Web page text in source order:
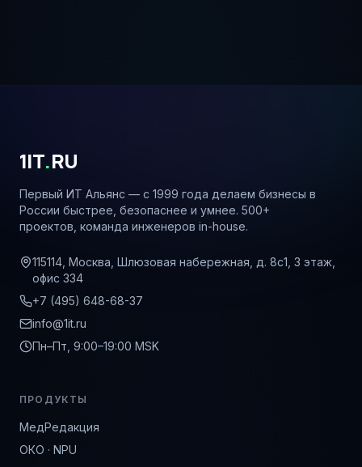
1IT.RU
Первый ИТ Альянс — с 1999 года делаем бизнесы в
России быстрее, безопаснее и умнее. 500+
проектов, команда инженеров in-house.
115114, Москва, Шлюзовая набережная, д. 8с1, 3 этаж,
офис 334
+7 (495) 648-68-37
info@1it.ru
Пн–Пт, 9:00–19:00 MSK
ПРОДУКТЫ
МедРедакция
ОКО · NPU